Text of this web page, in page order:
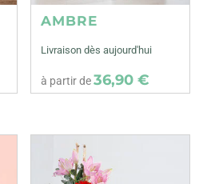
AMBRE
Livraison dès aujourd'hui
à partir de36,90 €